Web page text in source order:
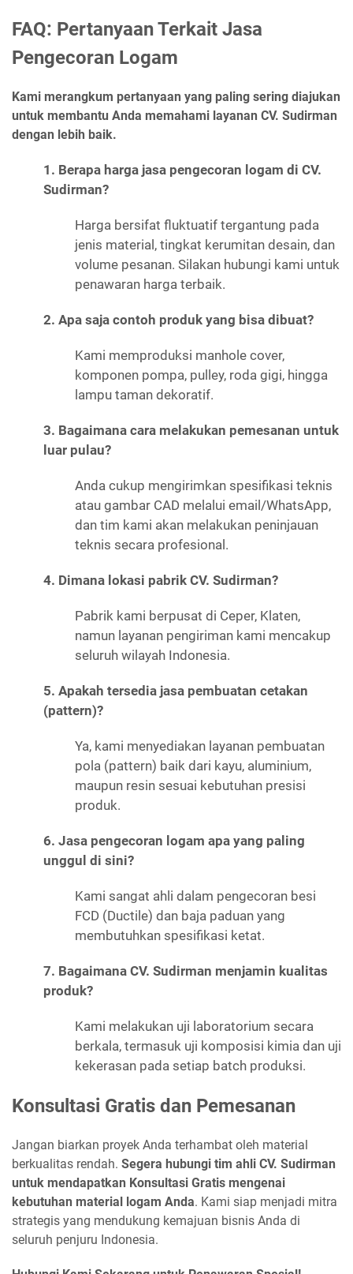
FAQ: Pertanyaan Terkait Jasa
Pengecoran Logam
Kami merangkum pertanyaan yang paling sering diajukan
untuk membantu Anda memahami layanan CV. Sudirman
dengan lebih baik.
1. Berapa harga jasa pengecoran logam di CV.
Sudirman?
Harga bersifat fluktuatif tergantung pada
jenis material, tingkat kerumitan desain, dan
volume pesanan. Silakan hubungi kami untuk
penawaran harga terbaik.
2. Apa saja contoh produk yang bisa dibuat?
Kami memproduksi manhole cover,
komponen pompa, pulley, roda gigi, hingga
lampu taman dekoratif.
3. Bagaimana cara melakukan pemesanan untuk
luar pulau?
Anda cukup mengirimkan spesifikasi teknis
atau gambar CAD melalui email/WhatsApp,
dan tim kami akan melakukan peninjauan
teknis secara profesional.
4. Dimana lokasi pabrik CV. Sudirman?
Pabrik kami berpusat di Ceper, Klaten,
namun layanan pengiriman kami mencakup
seluruh wilayah Indonesia.
5. Apakah tersedia jasa pembuatan cetakan
(pattern)?
Ya, kami menyediakan layanan pembuatan
pola (pattern) baik dari kayu, aluminium,
maupun resin sesuai kebutuhan presisi
produk.
6. Jasa pengecoran logam apa yang paling
unggul di sini?
Kami sangat ahli dalam pengecoran besi
FCD (Ductile) dan baja paduan yang
membutuhkan spesifikasi ketat.
7. Bagaimana CV. Sudirman menjamin kualitas
produk?
Kami melakukan uji laboratorium secara
berkala, termasuk uji komposisi kimia dan uji
kekerasan pada setiap batch produksi.
Konsultasi Gratis dan Pemesanan
Jangan biarkan proyek Anda terhambat oleh material
berkualitas rendah. Segera hubungi tim ahli CV. Sudirman
untuk mendapatkan Konsultasi Gratis mengenai
kebutuhan material logam Anda. Kami siap menjadi mitra
strategis yang mendukung kemajuan bisnis Anda di
seluruh penjuru Indonesia.